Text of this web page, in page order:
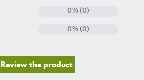
0% (0)
0% (0)
Review the product